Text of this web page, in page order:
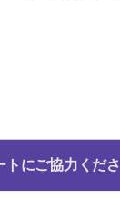
トにご協力くだ